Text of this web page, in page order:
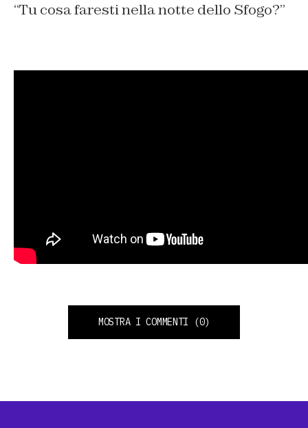
“Tu cosa faresti nella notte dello Sfogo?”
MOSTRA I COMMENTI (0)